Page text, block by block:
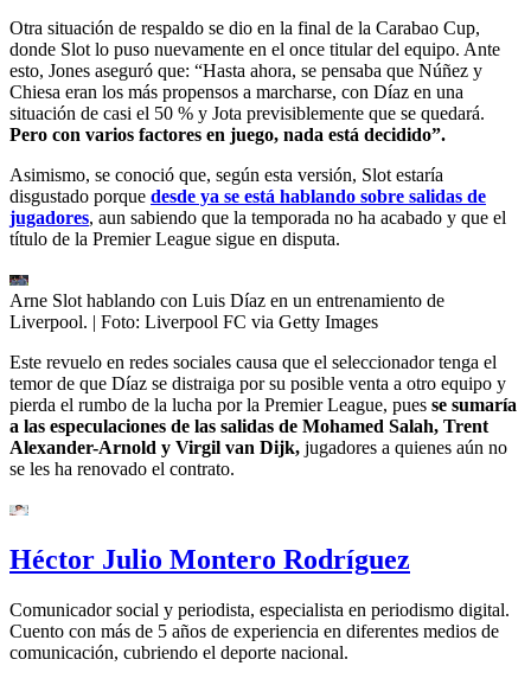
Otra situación de respaldo se dio en la final de la Carabao Cup,
donde Slot lo puso nuevamente en el once titular del equipo. Ante
esto, Jones aseguró que: “Hasta ahora, se pensaba que Núñez y
Chiesa eran los más propensos a marcharse, con Díaz en una
situación de casi el 50 % y Jota previsiblemente que se quedará.
Pero con varios factores en juego, nada está decidido”.
Asimismo, se conoció que, según esta versión, Slot estaría
disgustado porque desde ya se está hablando sobre salidas de
jugadores, aun sabiendo que la temporada no ha acabado y que el
título de la Premier League sigue en disputa.
Arne Slot hablando con Luis Díaz en un entrenamiento de
Liverpool. | Foto: Liverpool FC via Getty Images
Este revuelo en redes sociales causa que el seleccionador tenga el
temor de que Díaz se distraiga por su posible venta a otro equipo y
pierda el rumbo de la lucha por la Premier League, pues se sumaría
a las especulaciones de las salidas de Mohamed Salah, Trent
Alexander-Arnold y Virgil van Dijk, jugadores a quienes aún no
se les ha renovado el contrato.
Héctor Julio Montero Rodríguez
Comunicador social y periodista, especialista en periodismo digital.
Cuento con más de 5 años de experiencia en diferentes medios de
comunicación, cubriendo el deporte nacional.